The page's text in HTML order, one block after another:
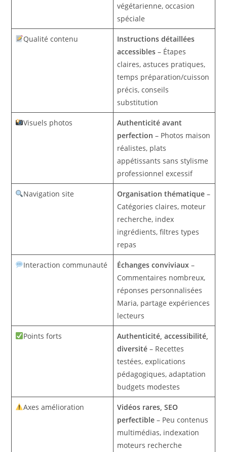
végétarienne, occasion
spéciale
Qualité contenu
Instructions détaillées
accessibles – Étapes
claires, astuces pratiques,
temps préparation/cuisson
précis, conseils
substitution
Visuels photos
Authenticité avant
perfection – Photos maison
réalistes, plats
appétissants sans stylisme
professionnel excessif
Navigation site Organisation thématique –
Catégories claires, moteur
recherche, index
ingrédients, filtres types
repas
Interaction communauté Échanges conviviaux –
Commentaires nombreux,
réponses personnalisées
Maria, partage expériences
lecteurs
Points forts
Authenticité, accessibilité,
diversité – Recettes
testées, explications
pédagogiques, adaptation
budgets modestes
Axes amélioration
Vidéos rares, SEO
perfectible – Peu contenus
multimédias, indexation
moteurs recherche